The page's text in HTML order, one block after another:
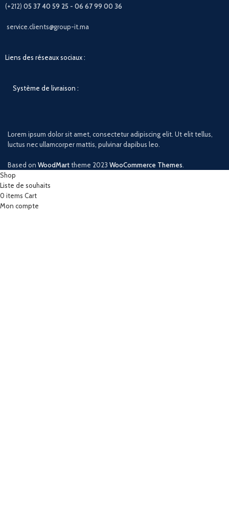
(+212)05 37 40 59 25 - 06 67 99 00 36
service.clients@group-it.ma
Liens des réseaux sociaux :
Système de livraison :
Lorem ipsum dolor sit amet, consectetur adipiscing elit. Ut elit tellus,
luctus nec ullamcorper mattis, pulvinar dapibus leo.
Based on WoodMarttheme 2023 WooCommerce Themes.
Shop
Liste de souhaits
0 items Cart
Mon compte